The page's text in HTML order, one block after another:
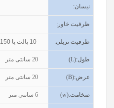
نیسان:
ظرفیت خاور :
ظرفیت تریلی:
10 پالت یا 150
طول(L):
20 سانتی متر
عرض(B):
20 سانتی متر
ضخامت(w):
6 سانتی متر